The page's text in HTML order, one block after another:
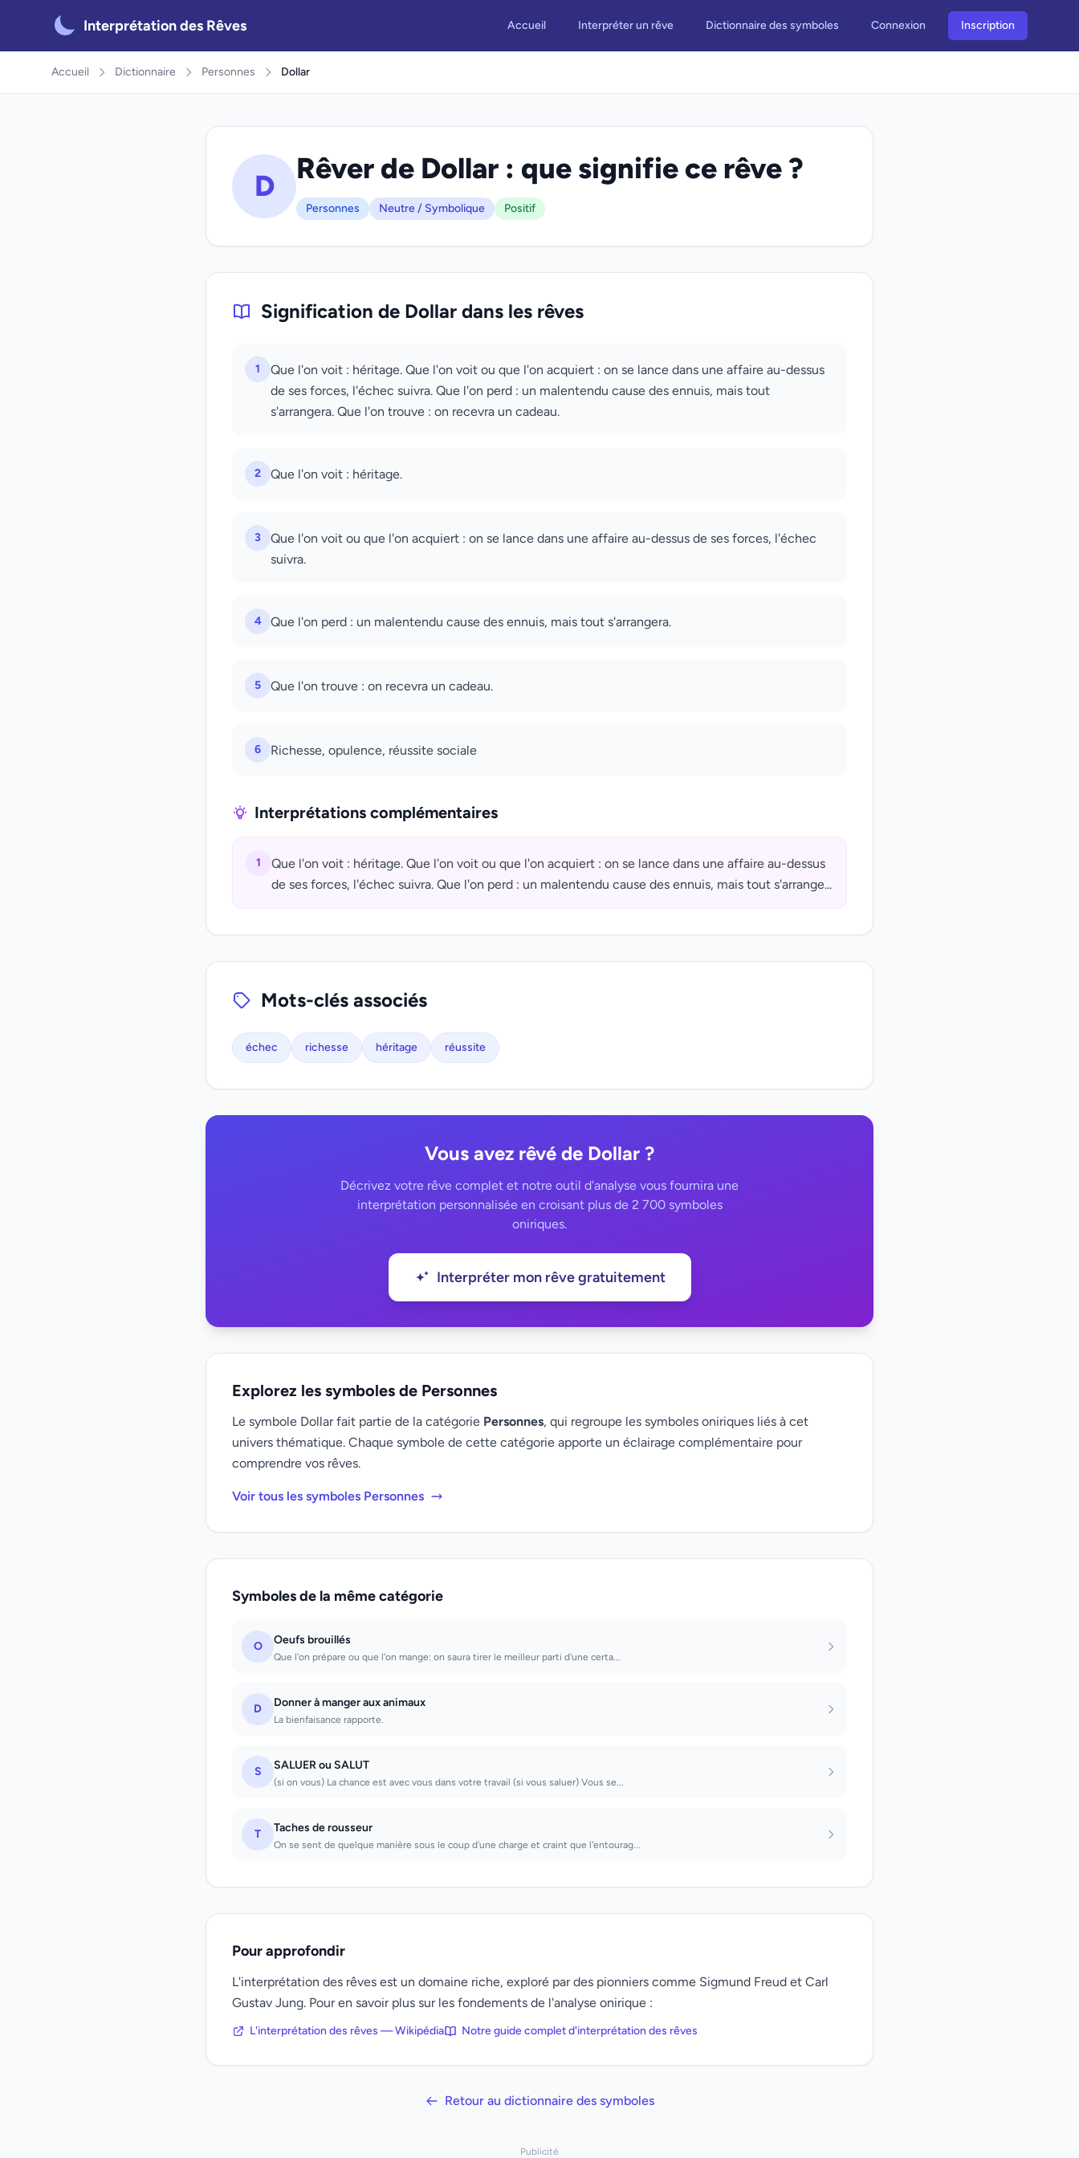
Interprétation des Rêves Accueil Interpréter un rêve Dictionnaire des symboles Connexion Inscription
Accueil Dictionnaire Personnes Dollar
D
Rêver de Dollar : que signifie ce rêve ?
Personnes Neutre / Symbolique Positif
Signification de Dollar dans les rêves
1
Que l'on voit : héritage. Que l'on voit ou que l'on acquiert : on se lance dans une affaire au-dessus
de ses forces, l'échec suivra. Que l'on perd : un malentendu cause des ennuis, mais tout
s'arrangera. Que l'on trouve : on recevra un cadeau.
2 Que l'on voit : héritage.
3
Que l'on voit ou que l'on acquiert : on se lance dans une affaire au-dessus de ses forces, l'échec
suivra.
4 Que l'on perd : un malentendu cause des ennuis, mais tout s'arrangera.
5 Que l'on trouve : on recevra un cadeau.
6 Richesse, opulence, réussite sociale
Interprétations complémentaires
1
Que l'on voit : héritage. Que l'on voit ou que l'on acquiert : on se lance dans une affaire au-dessus
de ses forces, l'échec suivra. Que l'on perd : un malentendu cause des ennuis, mais tout s'arrange...
Mots-clés associés
échec richesse héritage réussite
Vous avez rêvé de Dollar ?
Décrivez votre rêve complet et notre outil d'analyse vous fournira une
interprétation personnalisée en croisant plus de 2 700 symboles
oniriques.
Interpréter mon rêve gratuitement
Explorez les symboles de Personnes
Le symbole Dollar fait partie de la catégorie Personnes, qui regroupe les symboles oniriques liés à cet
univers thématique. Chaque symbole de cette catégorie apporte un éclairage complémentaire pour
comprendre vos rêves.
Voir tous les symboles Personnes
Symboles de la même catégorie
O Oeufs brouillés
Que l'on prépare ou que l'on mange: on saura tirer le meilleur parti d'une certa...
D Donner à manger aux animaux
La bienfaisance rapporte.
S SALUER ou SALUT
(si on vous) La chance est avec vous dans votre travail (si vous saluer) Vous se...
T Taches de rousseur
On se sent de quelque manière sous le coup d'une charge et craint que l'entourag...
Pour approfondir
L'interprétation des rêves est un domaine riche, exploré par des pionniers comme Sigmund Freud et Carl
Gustav Jung. Pour en savoir plus sur les fondements de l'analyse onirique :
L'interprétation des rêves — Wikipédia Notre guide complet d'interprétation des rêves
Retour au dictionnaire des symboles
Publicité